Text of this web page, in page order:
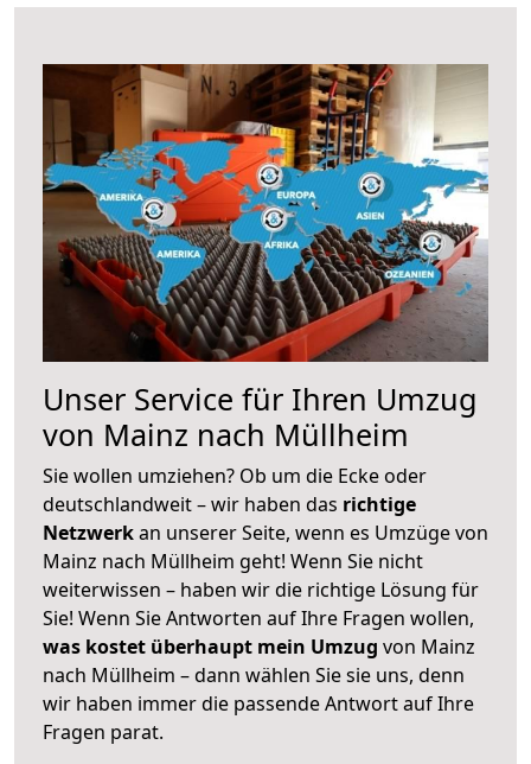
Unser Service für Ihren Umzug
von Mainz nach Müllheim
Sie wollen umziehen? Ob um die Ecke oder
deutschlandweit – wir haben das richtige
Netzwerkan unserer Seite, wenn es Umzüge von
Mainz nach Müllheim geht! Wenn Sie nicht
weiterwissen – haben wir die richtige Lösung für
Sie! Wenn Sie Antworten auf Ihre Fragen wollen,
was kostet überhaupt mein Umzug von Mainz
nach Müllheim – dann wählen Sie sie uns, denn
wir haben immer die passende Antwort auf Ihre
Fragen parat.